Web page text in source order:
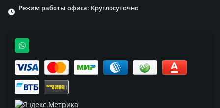
Режим работы офиса: Круглосуточно